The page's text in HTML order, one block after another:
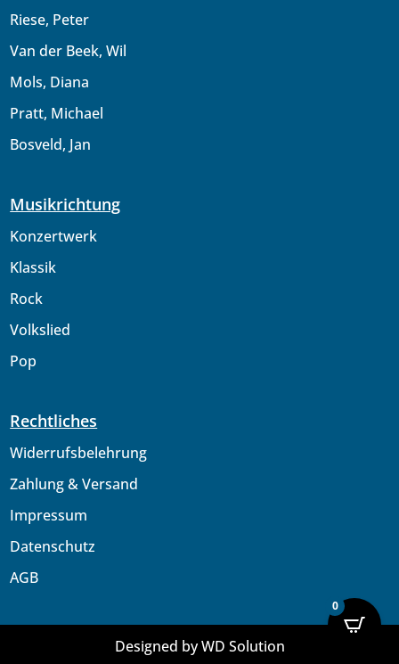
Riese, Peter
Van der Beek, Wil
Mols, Diana
Pratt, Michael
Bosveld, Jan
Musikrichtung
Konzertwerk
Klassik
Rock
Volkslied
Pop
Rechtliches
Widerrufsbelehrung
Zahlung & Versand
Impressum
Datenschutz
AGB
Designed by WD Solution
0